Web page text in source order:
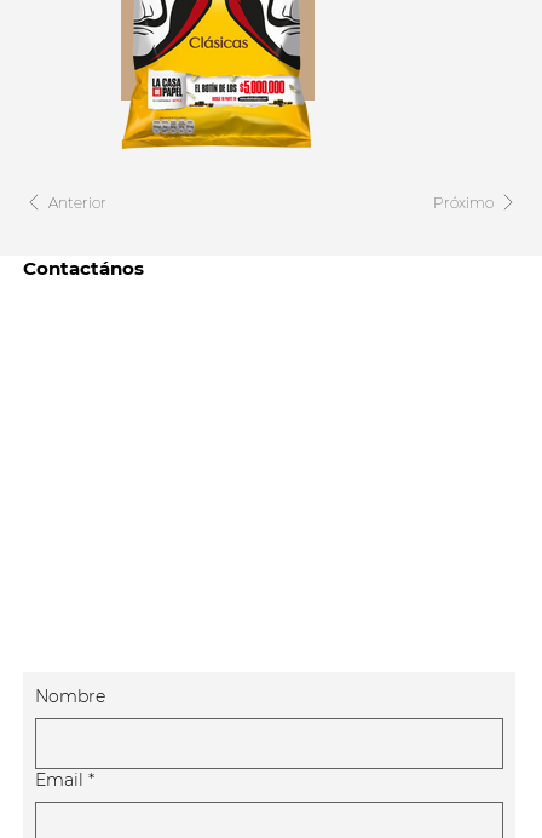
Anterior Próximo
Contactános
Nombre
Email *